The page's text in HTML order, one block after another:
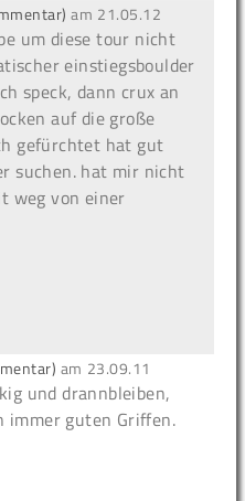
am 21.05.12
um diese tour nicht
einstiegsboulder
speck, dann crux an
auf die große
gefürchtet hat gut
suchen. hat mir nicht
weg von einer
am 23.09.11
und drannbleiben,
immer guten Griffen.